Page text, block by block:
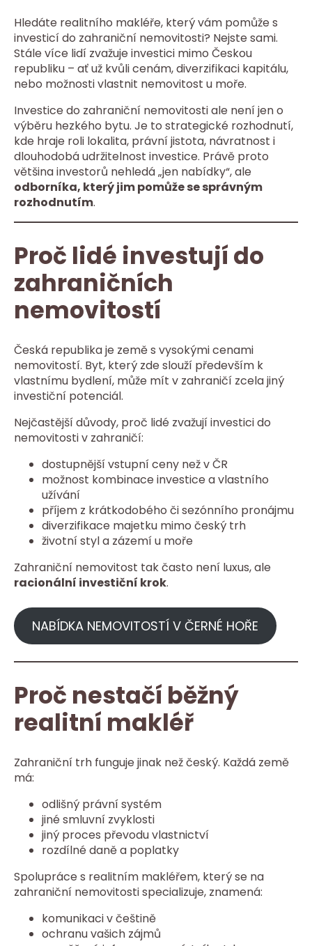
Hledáte realitního makléře, který vám pomůže s
investicí do zahraniční nemovitosti? Nejste sami.
Stále více lidí zvažuje investici mimo Českou
republiku – ať už kvůli cenám, diverzifikaci kapitálu,
nebo možnosti vlastnit nemovitost u moře.
Investice do zahraniční nemovitosti ale není jen o
výběru hezkého bytu. Je to strategické rozhodnutí,
kde hraje roli lokalita, právní jistota, návratnost i
dlouhodobá udržitelnost investice. Právě proto
většina investorů nehledá „jen nabídky“, ale
odborníka, který jim pomůže se správným
rozhodnutím.
Proč lidé investují do
zahraničních
nemovitostí
Česká republika je země s vysokými cenami
nemovitostí. Byt, který zde slouží především k
vlastnímu bydlení, může mít v zahraničí zcela jiný
investiční potenciál.
Nejčastější důvody, proč lidé zvažují investici do
nemovitosti v zahraničí:
dostupnější vstupní ceny než v ČR
možnost kombinace investice a vlastního
užívání
příjem z krátkodobého či sezónního pronájmu
diverzifikace majetku mimo český trh
životní styl a zázemí u moře
Zahraniční nemovitost tak často není luxus, ale
racionální investiční krok.
NABÍDKA NEMOVITOSTÍ V ČERNÉ HOŘE
Proč nestačí běžný
realitní makléř
Zahraniční trh funguje jinak než český. Každá země
má:
odlišný právní systém
jiné smluvní zvyklosti
jiný proces převodu vlastnictví
rozdílné daně a poplatky
Spolupráce s realitním makléřem, který se na
zahraniční nemovitosti specializuje, znamená:
komunikaci v češtině
ochranu vašich zájmů